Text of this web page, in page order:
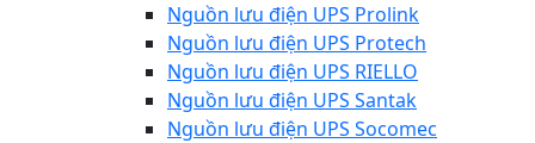
Nguồn lưu điện UPS Prolink
Nguồn lưu điện UPS Protech
Nguồn lưu điện UPS RIELLO
Nguồn lưu điện UPS Santak
Nguồn lưu điện UPS Socomec